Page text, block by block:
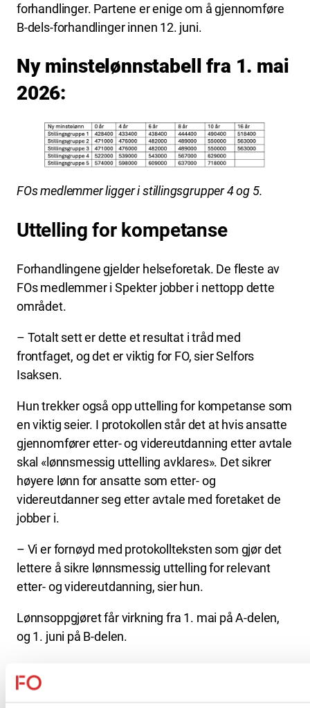
forhandlinger. Partene er enige om å gjennomføre
B-dels-forhandlinger innen 12. juni.
Ny minstelønnstabell fra 1. mai
2026:
FOs medlemmer ligger i stillingsgrupper 4 og 5.
Uttelling for kompetanse
Forhandlingene gjelder helseforetak. De fleste av
FOs medlemmer i Spekter jobber i nettopp dette
området.
– Totalt sett er dette et resultat i tråd med
frontfaget, og det er viktig for FO, sier Selfors
Isaksen.
Hun trekker også opp uttelling for kompetanse som
en viktig seier. I protokollen står det at hvis ansatte
gjennomfører etter- og videreutdanning etter avtale
skal «lønnsmessig uttelling avklares». Det sikrer
høyere lønn for ansatte som etter- og
videreutdanner seg etter avtale med foretaket de
jobber i.
– Vi er fornøyd med protokollteksten som gjør det
lettere å sikre lønnsmessig uttelling for relevant
etter- og videreutdanning, sier hun.
Lønnsoppgjøret får virkning fra 1. mai på A-delen,
og 1. juni på B-delen.
Partssammensatte utvalg